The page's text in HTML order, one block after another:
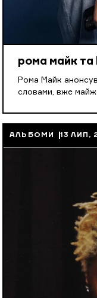
рома майк та
Рома Майк
словами, вже
АЛЬБОМИ 13 ЛИП,